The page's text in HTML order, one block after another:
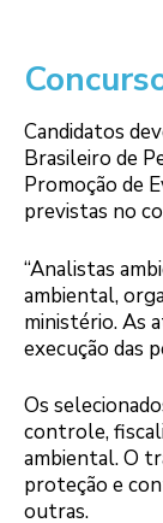
Candidatos
Brasileiro de
Promoção de
previstas no
“Analistas
ambiental,
ministério. As
execução das
Os
controle,
ambiental. O
proteção e
outras.